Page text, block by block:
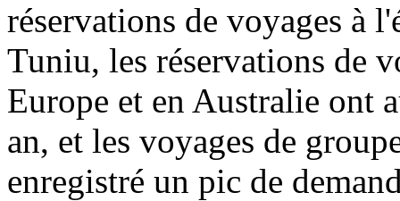
réservations de voyages à
Tuniu, les réservations de
Europe et en Australie ont
an, et les voyages de
enregistré un pic de